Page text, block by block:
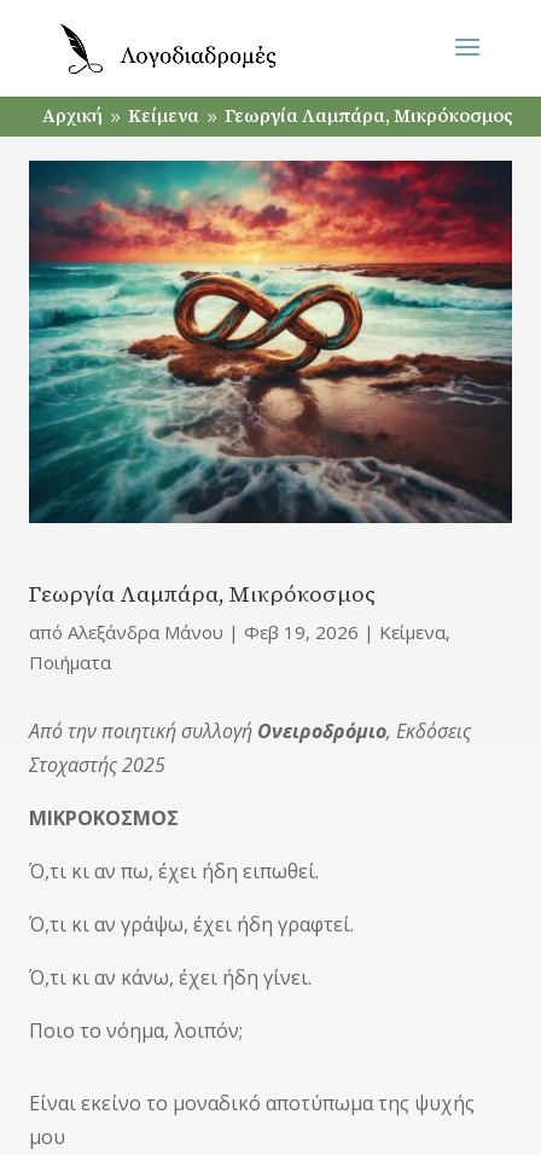
Αρχική 9 Κείμενα 9 Γεωργία Λαμπάρα, Μικρόκοσμος
Γεωργία Λαμπάρα, Μικρόκοσμος
από Αλεξάνδρα Μάνου | Φεβ 19, 2026 | Κείμενα,
Ποιήματα
Από την ποιητική συλλογή Ονειροδρόμιο, Εκδόσεις
Στοχαστής 2025
ΜΙΚΡΟΚΟΣΜΟΣ
Ό,τι κι αν πω, έχει ήδη ειπωθεί.
Ό,τι κι αν γράψω, έχει ήδη γραφτεί.
Ό,τι κι αν κάνω, έχει ήδη γίνει.
Ποιο το νόημα, λοιπόν;
Είναι εκείνο το μοναδικό αποτύπωμα της ψυχής
μου